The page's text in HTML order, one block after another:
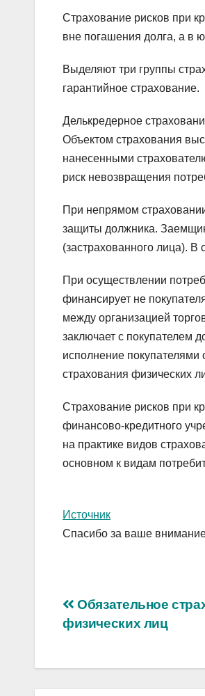
Страхование рисков при
вне погашения долга, а в
Выделяют три группы
гарантийное страхование.
Делькредерное
Объектом страхования
нанесенными
риск невозвращения
При непрямом
защиты должника. Заемщик
(застрахованного лица). В
При осуществлении
финансирует не
между организацией
заключает с покупателем
исполнение покупателями
страхования физических
Страхование рисков при
финансово-кредитного
на практике видов
основном к видам
Источник
Спасибо за ваше
Навигация
по
записям
Обязательное
физических лиц